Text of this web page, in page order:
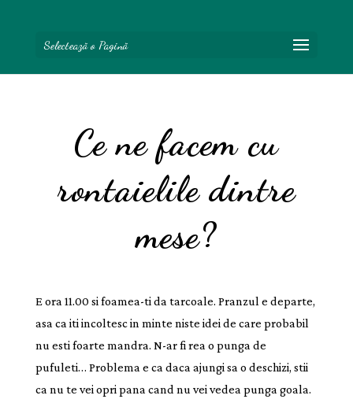
Selectează o Pagină
Ce ne facem cu
rontaielile dintre
mese?
E ora 11.00 si foamea-ti da tarcoale. Pranzul e departe,
asa ca iti incoltesc in minte niste idei de care probabil
nu esti foarte mandra. N-ar fi rea o punga de
pufuleti… Problema e ca daca ajungi sa o deschizi, stii
ca nu te vei opri pana cand nu vei vedea punga goala.